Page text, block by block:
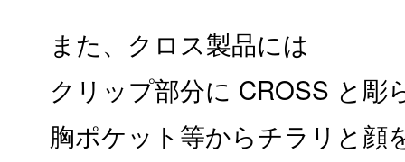
また、クロス製品には
クリップ部分に CROSS と彫
胸ポケット等からチラリと顔